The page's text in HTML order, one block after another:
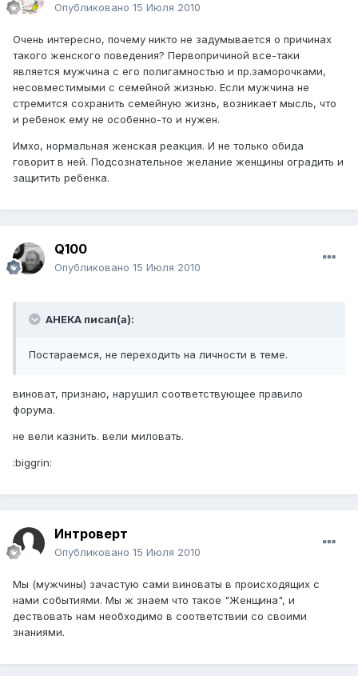
Опубликовано 15 Июля 2010
Очень интересно, почему никто не задумывается о причинах
такого женского поведения? Первопричиной все-таки
является мужчина с его полигамностью и пр.заморочками,
несовместимыми с семейной жизнью. Если мужчина не
стремится сохранить семейную жизнь, возникает мысль, что
и ребенок ему не особенно-то и нужен.
Имхо, нормальная женская реакция. И не только обида
говорит в ней. Подсознательное желание женщины оградить и
защитить ребенка.
Q100
Опубликовано 15 Июля 2010
АНЕКА писал(а):
Постараемся, не переходить на личности в теме.
виноват, признаю, нарушил соответствующее правило
форума.
не вели казнить. вели миловать.
:biggrin:
Интроверт
Опубликовано 15 Июля 2010
Мы (мужчины) зачастую сами виноваты в происходящих с
нами событиями. Мы ж знаем что такое "Женщина", и
дествовать нам необходимо в соответствии со своими
знаниями.